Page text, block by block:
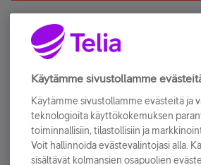
Älä jää paitsi – osallistu ja
Tilaa Telian uutiskirje ja olet
sähköpostiisi.
Tilaa nyt
Käytämme sivustollamme
Käytämme sivustollamme evästeitä ja
teknologioita käyttökokemuksen
toiminnallisiin, tilastollisiin ja
Voit hallinnoida evästevalintojasi alla.
sisältävät kolmansien osapuolien